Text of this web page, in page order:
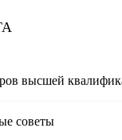
высшей
советы